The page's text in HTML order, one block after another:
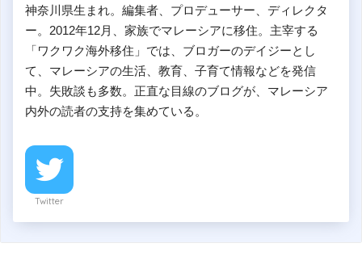
神奈川県生まれ。編集者、プロデューサー、ディレクタ
ー。2012年12月、家族でマレーシアに移住。主宰する
「ワクワク海外移住」では、ブロガーのデイジーとし
て、マレーシアの生活、教育、子育て情報などを発信
中。失敗談も多数。正直な目線のブログが、マレーシア
内外の読者の支持を集めている。
Twitter